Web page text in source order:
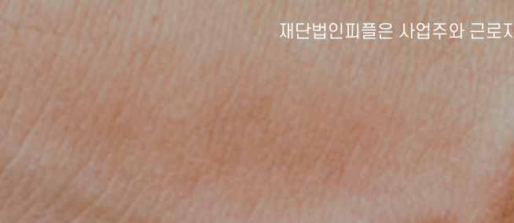
재단법인피플은 사업주와 근로